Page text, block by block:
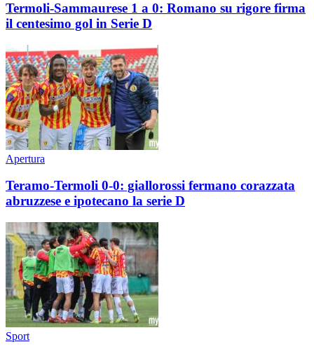
Termoli-Sammaurese 1 a 0: Romano su rigore firma
il centesimo gol in Serie D
Apertura
Teramo-Termoli 0-0: giallorossi fermano corazzata
abruzzese e ipotecano la serie D
Sport